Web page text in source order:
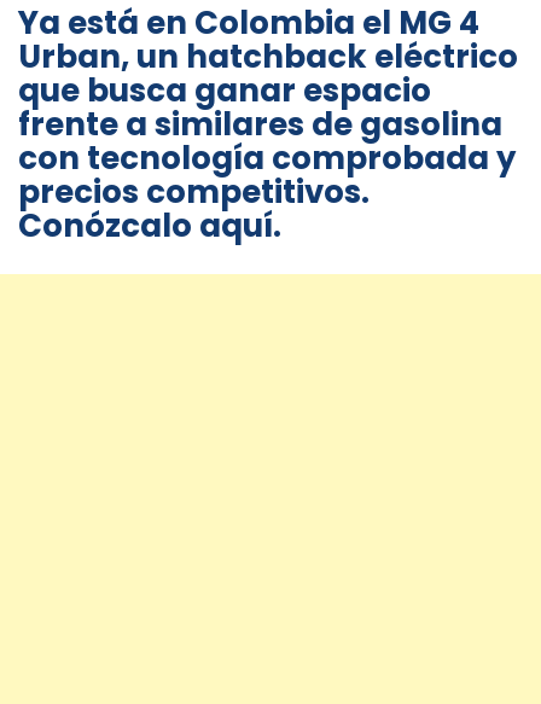
Ya está en Colombia el MG 4
Urban, un hatchback eléctrico
que busca ganar espacio
frente a similares de gasolina
con tecnología comprobada y
precios competitivos.
Conózcalo aquí.